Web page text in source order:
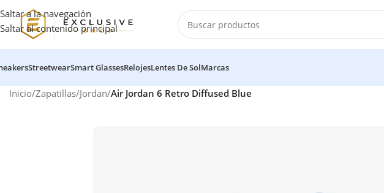
Saltar a la navegación
Saltar al contenido principal
StreetwearSmart GlassesRelojesLentes De SolMarcas
Inicio/Zapatillas/Jordan/Air Jordan 6 Retro Diffused Blue